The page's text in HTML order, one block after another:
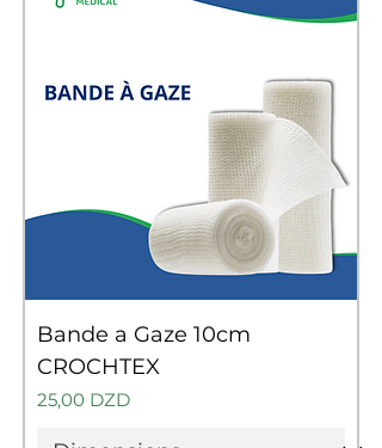
Bande a Gaze 10cm
CROCHTEX
Prix
25,00 DZD